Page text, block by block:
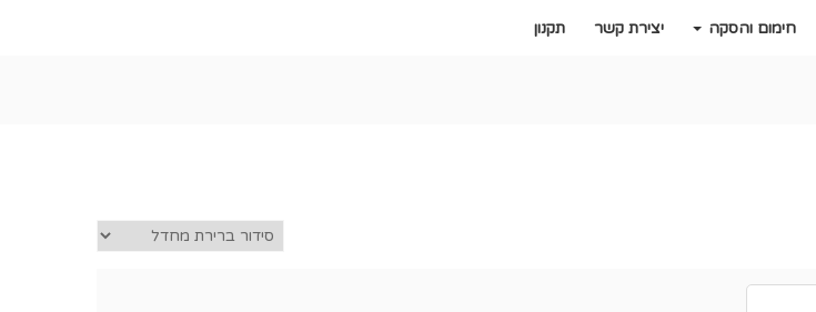
חימום והסקה יצירת קשר תקנון